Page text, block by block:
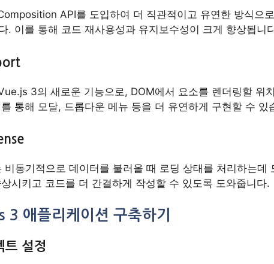
API를 도입하여 더 직관적이고 유연한 방식으
. 이를 통해 코드 재사용성과 유지보수성이 크게 향상됩니
3의 새로운 기능으로, DOM에서 요소를 렌더링할 위
통해 모달, 드롭다운 메뉴 등을 더 유연하게 구현할 수 있
비동기적으로 데이터를 불러올 때 로딩 상태를 처리하는데
시키고 코드를 더 간결하게 작성할 수 있도록 도와줍니다.
3 애플리케이션 구축하기
트 설정